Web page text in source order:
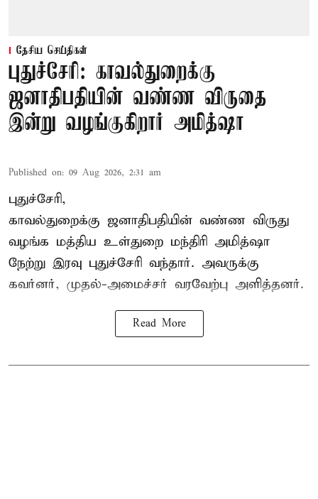
தேசிய செய்திகள்
புதுச்சேரி: காவல்துறைக்கு
ஜனாதிபதியின் வண்ண விருதை
இன்று வழங்குகிறார் அமித்ஷா
Published on: 09 Aug 2026, 2:31 am
புதுச்சேரி,
காவல்துறைக்கு ஜனாதிபதியின் வண்ண விருது
வழங்க மத்திய உள்துறை மந்திரி அமித்ஷா
நேற்று இரவு புதுச்சேரி வந்தார். அவருக்கு
கவர்னர், முதல்-அமைச்சர் வரவேற்பு அளித்தனர்.
Read More